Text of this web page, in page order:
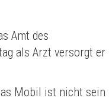
Amt des
als Arzt versorgt er
Mobil ist nicht sein